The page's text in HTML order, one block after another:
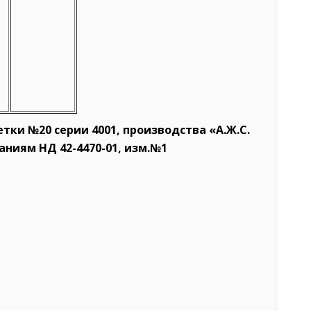
№20 серии 4001, производства «А.Ж.С.
НД 42-4470-01, изм.№1